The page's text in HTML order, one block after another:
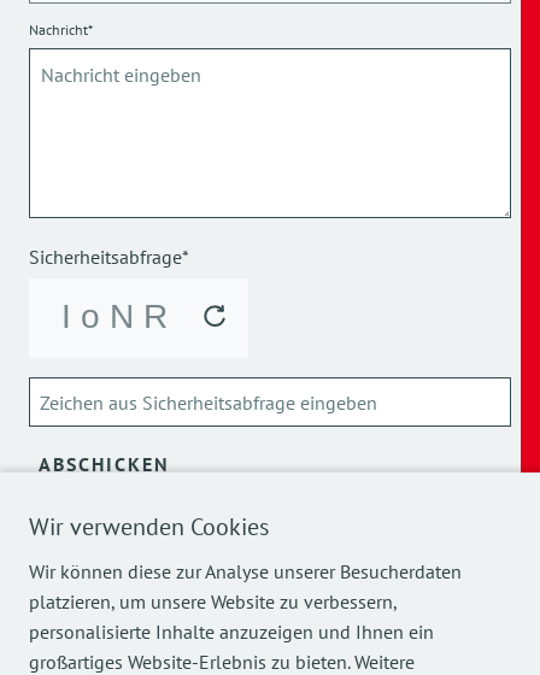
Wir verwenden Cookies
Wir können diese zur Analyse unserer Besucherdaten
platzieren, um unsere Website zu verbessern,
personalisierte Inhalte anzuzeigen und Ihnen ein
großartiges Website-Erlebnis zu bieten. Weitere
Nachricht*
Sicherheitsabfrage*
ABSCHICKEN
Über die Verarbeitung meiner personenbezogenen Daten